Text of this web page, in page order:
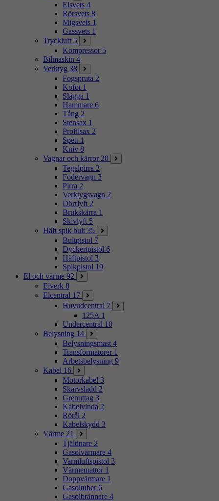
Elsvets 4
Rörsvets 8
Migsvets 1
Gassvets 1
Tryckluft 5
Kompressor 5
Bilmaskin 4
Verktyg 38
Fogspruta 2
Kofot 1
Slägga 1
Hammare 6
Tång 2
Stensax 1
Profilsax 2
Spett 1
Kniv 8
Vagnar och kärror 20
Tegelpirra 2
Fodervagn 3
Pirra 2
Verktygsvagn 2
Dörrlyft 2
Brukskärra 1
Skivlyft 5
Häft spik bult 35
Bultpistol 7
Dyckertpistol 6
Häftpistol 3
Spikpistol 19
El och värme 92
Elverk 8
Elcentral 17
Huvudcentral 7
125A 1
Undercentral 10
Belysning 14
Belysningsmast 4
Transformatorer 1
Arbetsbelysning 9
Kabel 16
Motorkabel 3
Skarvsladd 2
Grenuttag 3
Kabelvinda 2
Rörål 2
Kabelskydd 3
Värme 21
Tjältinare 2
Gasolvärmare 4
Varmluftspistol 3
Värmemattor 1
Doppvärmare 1
Gasoltuber 6
Gasolbrännare 4